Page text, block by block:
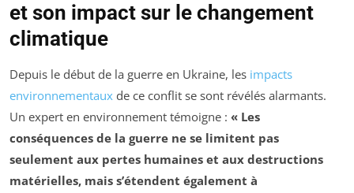
et son impact sur le changement
climatique
Depuis le début de la guerre en Ukraine, les impacts
environnementaux de ce conflit se sont révélés alarmants.
Un expert en environnement témoigne : « Les
conséquences de la guerre ne se limitent pas
seulement aux pertes humaines et aux destructions
matérielles, mais s’étendent également à